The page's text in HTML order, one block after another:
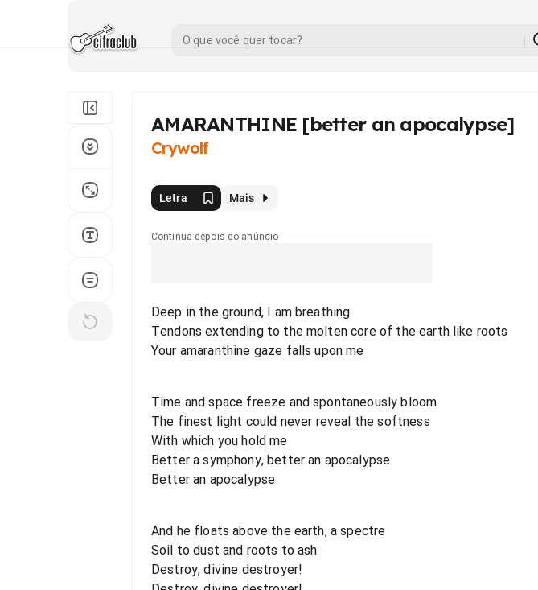
AMARANTHINE [better an apocalypse]
Crywolf
Letra Mais
Continua depois do anúncio
Deep in the ground, I am breathing
Tendons extending to the molten core of the earth like roots
Your amaranthine gaze falls upon me
Time and space freeze and spontaneously bloom
The finest light could never reveal the softness
With which you hold me
Better a symphony, better an apocalypse
Better an apocalypse
And he floats above the earth, a spectre
Soil to dust and roots to ash
Destroy, divine destroyer!